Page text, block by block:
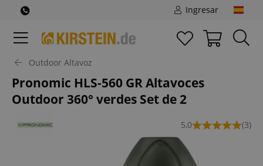
Ingresar
Outdoor Altavoz
Pronomic HLS-560 GR Altavoces
Outdoor 360° verdes Set de 2
5,0 (3)